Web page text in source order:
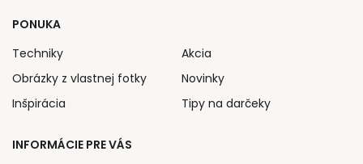
PONUKA
Techniky
Obrázky z vlastnej fotky
Inšpirácia
Akcia
Novinky
Tipy na darčeky
INFORMÁCIE PRE VÁS